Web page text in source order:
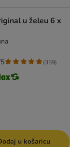
u želeu 6 x
(359)
u košaricu